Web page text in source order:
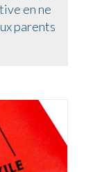
en ne
parents